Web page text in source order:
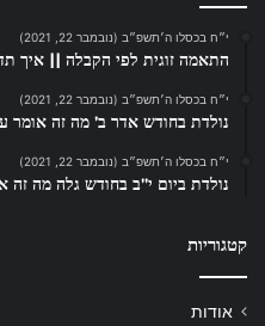
י״ח בכסלו ה׳תשפ״ב (נובמבר 22, 2021)
התאמה זוגית לפי הקבלה || איך
י״ח בכסלו ה׳תשפ״ב (נובמבר 22, 2021)
נולדת בחודש אדר ב’ מה זה אומר
י״ח בכסלו ה׳תשפ״ב (נובמבר 22, 2021)
נולדת ביום י”ב בחודש גלה מה זה
קטגוריות
אודות